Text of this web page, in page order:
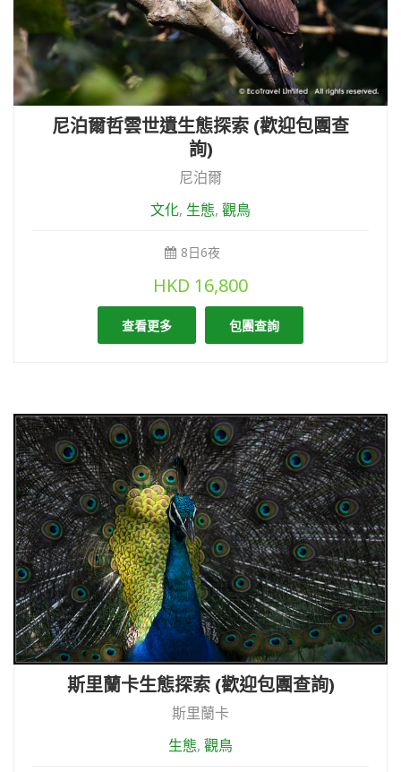
尼泊爾哲雲世遺生態探索 (歡迎包團查
詢)
尼泊爾
文化, 生態, 觀鳥
8日6夜
HKD 16,800
查看更多 包團查詢
斯里蘭卡生態探索 (歡迎包團查詢)
斯里蘭卡
生態, 觀鳥